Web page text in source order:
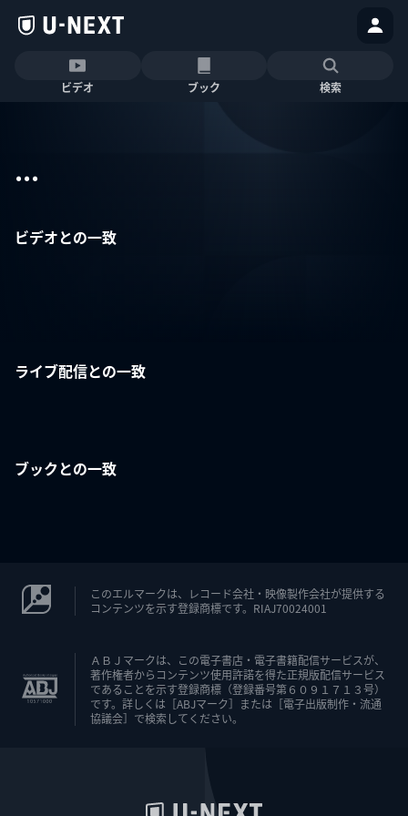
ビデオ ブック 検索
...
ビデオとの一致
ライブ配信との一致
ブックとの一致
このエルマークは、レコード会社・映像製作会社が提供する
コンテンツを示す登録商標です。RIAJ70024001
ＡＢＪマークは、この電子書店・電子書籍配信サービスが、
著作権者からコンテンツ使用許諾を得た正規版配信サービス
であることを示す登録商標（登録番号第６０９１７１３号）
です。詳しくは［ABJマーク］または［電子出版制作・流通
協議会］で検索してください。